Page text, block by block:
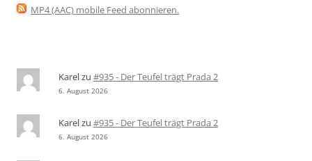
MP4 (AAC) mobile Feed abonnieren.
Karelzu #935 - Der Teufel trägt Prada 2
6. August 2026
Karelzu #935 - Der Teufel trägt Prada 2
6. August 2026